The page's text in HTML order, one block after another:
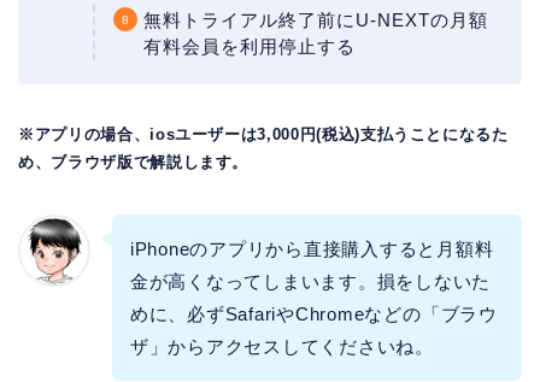
無料トライアル終了前にU-NEXTの月額
有料会員を利用停止する
※アプリの場合、iosユーザーは3,000円(税込)支払うことになるた
め、ブラウザ版で解説します。
iPhoneのアプリから直接購入すると月額料
金が高くなってしまいます。損をしないた
めに、必ずSafariやChromeなどの「ブラウ
ザ」からアクセスしてくださいね。